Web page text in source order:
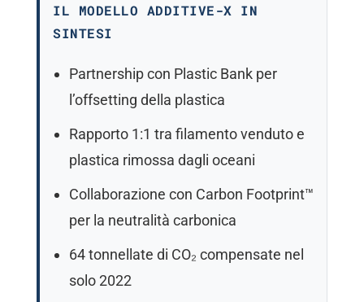
IL MODELLO ADDITIVE-X IN
SINTESI
Partnership con Plastic Bank per
l’offsetting della plastica
Rapporto 1:1 tra filamento venduto e
plastica rimossa dagli oceani
Collaborazione con Carbon Footprint™
per la neutralità carbonica
64 tonnellate di CO₂ compensate nel
solo 2022